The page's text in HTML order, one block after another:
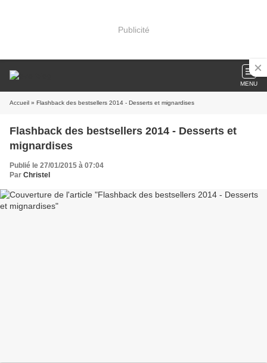
Publicité
MENU
Accueil » Flashback des bestsellers 2014 - Desserts et mignardises
Flashback des bestsellers 2014 - Desserts et
mignardises
Publié le 27/01/2015 à 07:04
Par Christel